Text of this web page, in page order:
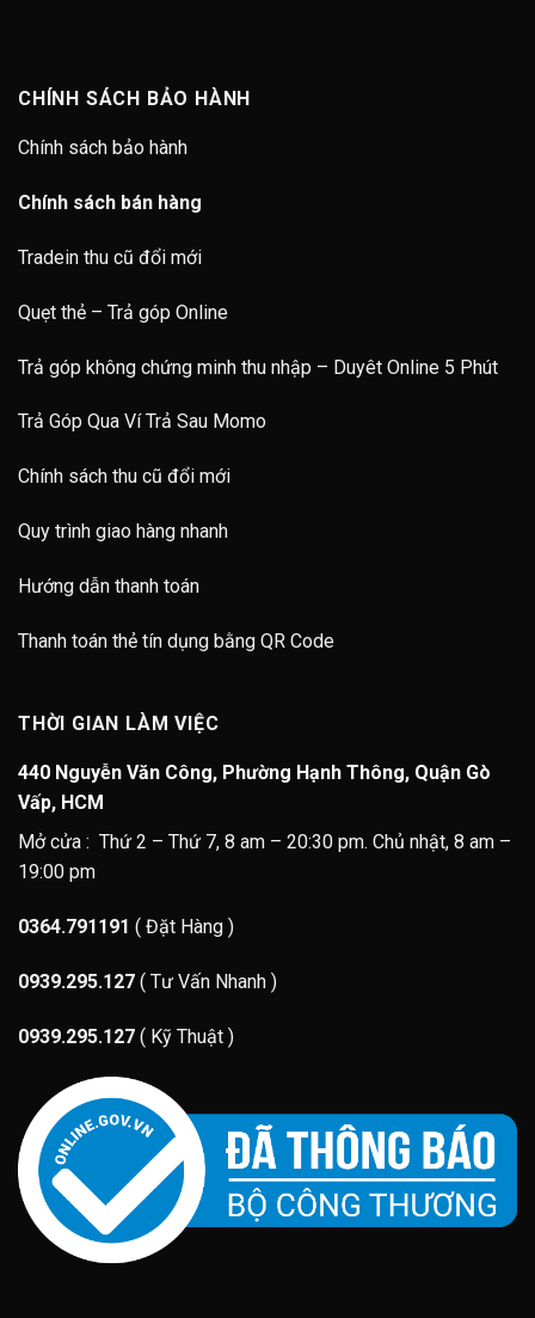
CHÍNH SÁCH BẢO HÀNH
Chính sách bảo hành
Chính sách bán hàng
Tradein thu cũ đổi mới
Quẹt thẻ – Trả góp Online
Trả góp không chứng minh thu nhập – Duyêt Online 5 Phút
Trả Góp Qua Ví Trả Sau Momo
Chính sách thu cũ đổi mới
Quy trình giao hàng nhanh
Hướng dẫn thanh toán
Thanh toán thẻ tín dụng bằng QR Code
THỜI GIAN LÀM VIỆC
440 Nguyễn Văn Công, Phường Hạnh Thông, Quận Gò
Vấp, HCM
Mở cửa : Thứ 2 – Thứ 7, 8 am – 20:30 pm. Chủ nhật, 8 am –
19:00 pm
0364.791191 ( Đặt Hàng )
0939.295.127 ( Tư Vấn Nhanh )
0939.295.127 ( Kỹ Thuật )